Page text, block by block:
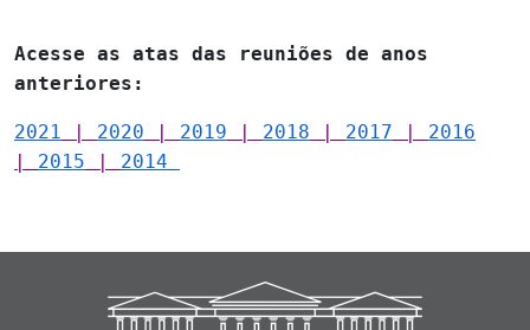
Acesse as atas das reuniões de anos
anteriores:
2021 | 2020 | 2019 | 2018 | 2017 | 2016
| 2015 | 2014